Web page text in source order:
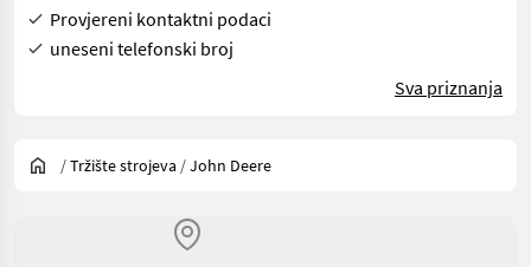
Provjereni kontaktni podaci
uneseni telefonski broj
Sva priznanja
/Tržište strojeva /John Deere